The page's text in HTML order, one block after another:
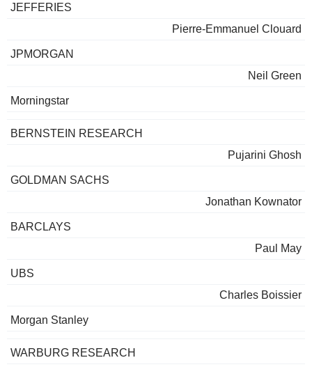
JEFFERIES
Pierre-Emmanuel Clouard
JPMORGAN
Neil Green
Morningstar
BERNSTEIN RESEARCH
Pujarini Ghosh
GOLDMAN SACHS
Jonathan Kownator
BARCLAYS
Paul May
UBS
Charles Boissier
Morgan Stanley
WARBURG RESEARCH